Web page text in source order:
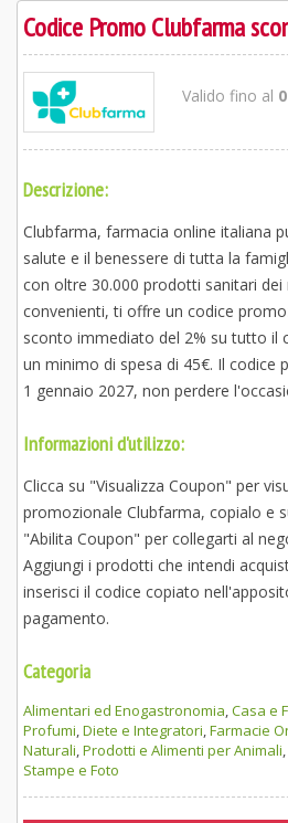
Codice Promo Clubfarma
Valido fino al
Descrizione:
Clubfarma, farmacia online italiana
salute e il benessere di tutta la
con oltre 30.000 prodotti sanitari dei
convenienti, ti offre un codice
sconto immediato del 2% su tutto il
un minimo di spesa di 45€. Il codice
1 gennaio 2027, non perdere
Informazioni d'utilizzo:
Clicca su "Visualizza Coupon" per
promozionale Clubfarma, copialo e
"Abilita Coupon" per collegarti al
Aggiungi i prodotti che intendi
inserisci il codice copiato
pagamento.
Categoria
Alimentari ed Enogastronomia,Casa e
Profumi,Diete e Integratori,Farmacie
Naturali,Prodotti e Alimenti per Animali,
Stampe e Foto